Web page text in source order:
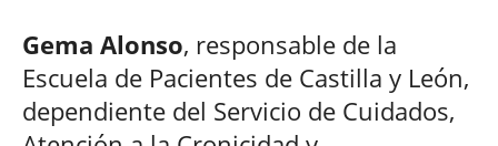
Gema Alonso, responsable de la
Escuela de Pacientes de Castilla y León,
dependiente del Servicio de Cuidados,